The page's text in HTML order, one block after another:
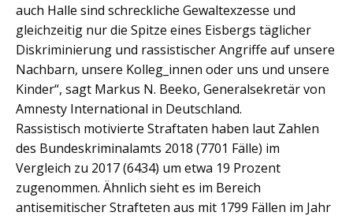
auch Halle sind schreckliche Gewaltexzesse und
gleichzeitig nur die Spitze eines Eisbergs täglicher
Diskriminierung und rassistischer Angriffe auf unsere
Nachbarn, unsere Kolleg_innen oder uns und unsere
Kinder“, sagt Markus N. Beeko, Generalsekretär von
Amnesty International in Deutschland.
Rassistisch motivierte Straftaten haben laut Zahlen
des Bundeskriminalamts 2018 (7701 Fälle) im
Vergleich zu 2017 (6434) um etwa 19 Prozent
zugenommen. Ähnlich sieht es im Bereich
antisemitischer Strafteten aus mit 1799 Fällen im Jahr